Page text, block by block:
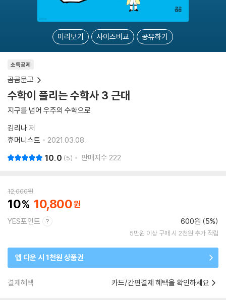
미리보기 사이즈비교 공유하기
소득공제
곰곰문고
수학이 풀리는 수학사 3 근대
지구를 넘어 우주의 수학으로
김리나저
휴머니스트
2021.03.08.
10.0 5 판매지수 222
12,000원
10 10,800
YES포인트 600원 (5%)
5만원 이상 구매 시 2천원 추가 적립
앱 다운 시 1천원 상품권
결제혜택 카드/간편결제 혜택을 확인하세요